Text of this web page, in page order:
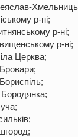
р-ні;
р-ні;
р-ні;
Церква;